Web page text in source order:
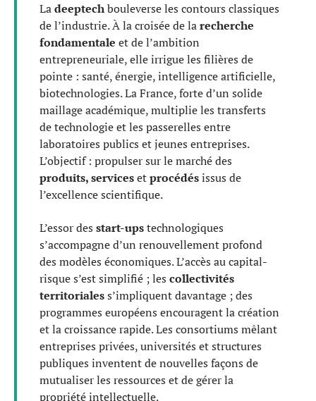
Ladeeptechbouleverse les contours classiques
de l’industrie. À la croisée de larecherche
fondamentale et de l’ambition
entrepreneuriale, elle irrigue les filières de
pointe : santé, énergie, intelligence artificielle,
biotechnologies. La France, forte d’un solide
maillage académique, multiplie les transferts
de technologie et les passerelles entre
laboratoires publics et jeunes entreprises.
L’objectif : propulser sur le marché des
produits, servicesetprocédésissus de
l’excellence scientifique.
L’essor des start-upstechnologiques
s’accompagne d’un renouvellement profond
des modèles économiques. L’accès au capital-
risque s’est simplifié ; les collectivités
territorialess’impliquent davantage ; des
programmes européens encouragent la création
et la croissance rapide. Les consortiums mêlant
entreprises privées, universités et structures
publiques inventent de nouvelles façons de
mutualiser les ressources et de gérer la
propriété intellectuelle.